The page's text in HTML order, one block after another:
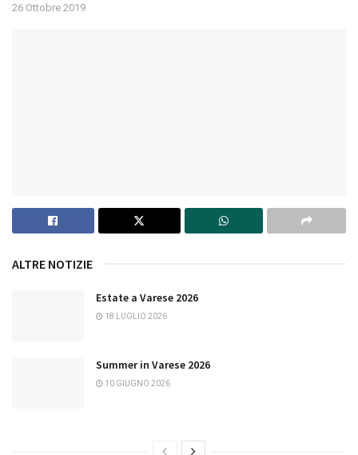
26 Ottobre 2019
ALTRE NOTIZIE
Estate a Varese 2026
18 LUGLIO 2026
Summer in Varese 2026
10 GIUGNO 2026